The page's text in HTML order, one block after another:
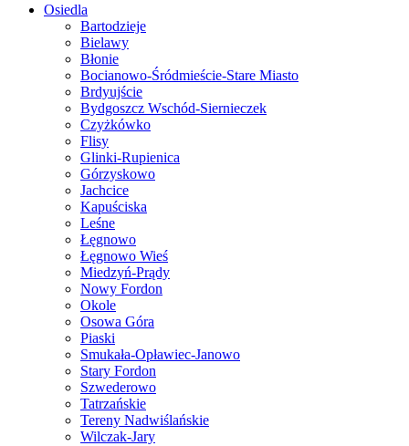
Osiedla
Bartodzieje
Bielawy
Błonie
Bocianowo-Śródmieście-Stare Miasto
Brdyujście
Bydgoszcz Wschód-Siernieczek
Czyżkówko
Flisy
Glinki-Rupienica
Górzyskowo
Jachcice
Kapuściska
Leśne
Łęgnowo
Łęgnowo Wieś
Miedzyń-Prądy
Nowy Fordon
Okole
Osowa Góra
Piaski
Smukała-Opławiec-Janowo
Stary Fordon
Szwederowo
Tatrzańskie
Tereny Nadwiślańskie
Wilczak-Jary